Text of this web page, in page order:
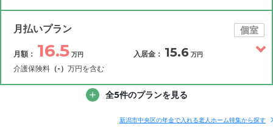
月額費用 16.4
5.1
5.6 万円
月払いプラン 個室
月額： 16.5 万円
介護保険料 （-） 万円を含む
入居金： 15.6 万円
入居金
その他費用
補足情報
全5件のプランを見る
新潟市中央区の年金で入れる老人ホーム特集から探す